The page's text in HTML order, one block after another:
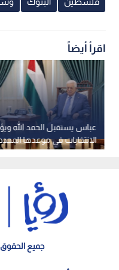
اقرأ أيضاً
عباس يستقبل الحمد الله
تشرين الثاني 2026
جميع الحقوق